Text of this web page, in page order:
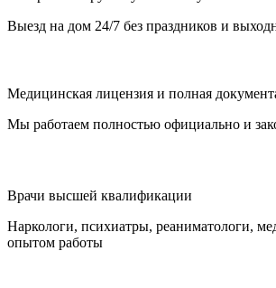
Выезд на дом 24/7 без праздников и
Медицинская лицензия и полная
Мы работаем полностью официально и
Врачи высшей квалификации
Наркологи, психиатры, реаниматологи,
опытом работы